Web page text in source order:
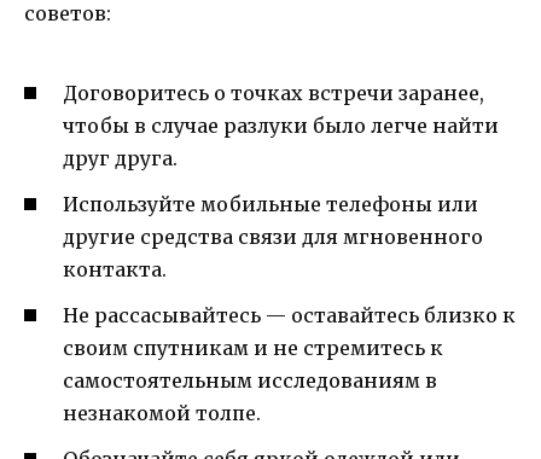
советов:
Договоритесь о точках встречи заранее,
чтобы в случае разлуки было легче найти
друг друга.
Используйте мобильные телефоны или
другие средства связи для мгновенного
контакта.
Не рассасывайтесь — оставайтесь близко к
своим спутникам и не стремитесь к
самостоятельным исследованиям в
незнакомой толпе.